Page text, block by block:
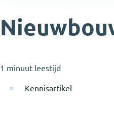
1 minuut leestijd
Kennisartikel